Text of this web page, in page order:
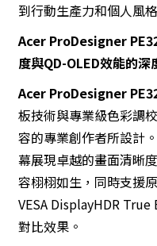
到行動生產力和個人風
Acer ProDesigner
度與QD-OLED效能的深
Acer ProDesigner
板技術與專業級色彩調
容的專業創作者所設計
幕展現卓越的畫面清晰
容栩栩如生，同時支援
VESA DisplayHDR
對比效果。